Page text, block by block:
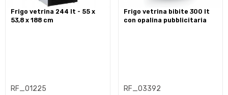
frigo vetrina 244 lt - 55 x
53,8 x 188 cm
RF_01225
frigo vetrina bibite 300 lt
con opalina pubblicitaria
RF_03392